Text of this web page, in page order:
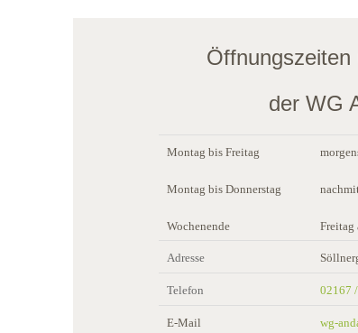
der WG
Montag bis Freitag
Montag bis Donnerstag
Wochenende Freitag
Adresse
Telefon 02167
E-Mail wg-